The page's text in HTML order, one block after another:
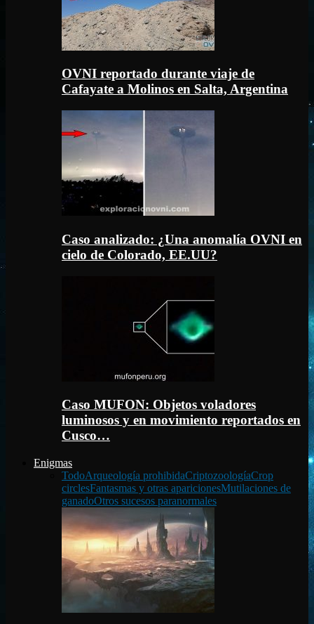
OVNI reportado durante viaje de
Cafayate a Molinos en Salta, Argentina
Caso analizado: ¿Una anomalía OVNI en
cielo de Colorado, EE.UU?
Caso MUFON: Objetos voladores
luminosos y en movimiento reportados en
Cusco…
Enigmas
TodoArqueología prohibidaCriptozoologíaCrop
circlesFantasmas y otras aparicionesMutilaciones de
ganadoOtros sucesos paranormales